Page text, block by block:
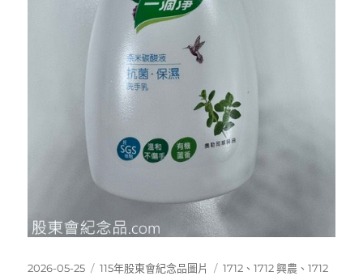
發
2026-05-25
分
115年股東會紀念品圖片
標
1712 、1712 興農 、1712